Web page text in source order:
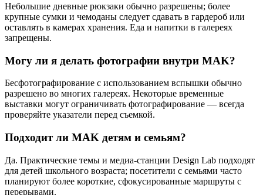
Небольшие дневные рюкзаки обычно разрешены; более
крупные сумки и чемоданы следует сдавать в гардероб или
оставлять в камерах хранения. Еда и напитки в галереях
запрещены.
Могу ли я делать фотографии внутри MAK?
Бесфотографирование с использованием вспышки обычно
разрешено во многих галереях. Некоторые временные
выставки могут ограничивать фотографирование — всегда
проверяйте указатели перед съемкой.
Подходит ли MAK детям и семьям?
Да. Практические темы и медиа-станции Design Lab подходят
для детей школьного возраста; посетители с семьями часто
планируют более короткие, сфокусированные маршруты с
перерывами.